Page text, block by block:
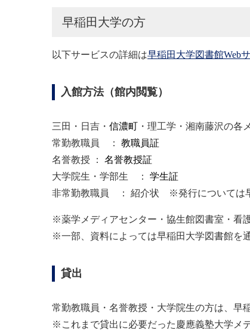
早稲田大学の方
以下サービスの詳細は早稲田大学図書館Web
入館方法（館内閲覧）
三田・日吉・ 信濃町 ・理工学・湘南藤沢の各
常勤教職員 ： 教職員証
名誉教授 ： 名誉教授証
大学院生・学部生 ：
学生証
非常勤教職員 ： 紹介状 ※発行については早
※薬学メディアセンター・協生館図書室・看
※一部、資料によっては早稲田大学図書館を
貸出
常勤教職員・名誉教授・大学院生の方は、早
※これまで貸出に必要だった慶應義塾大学メ